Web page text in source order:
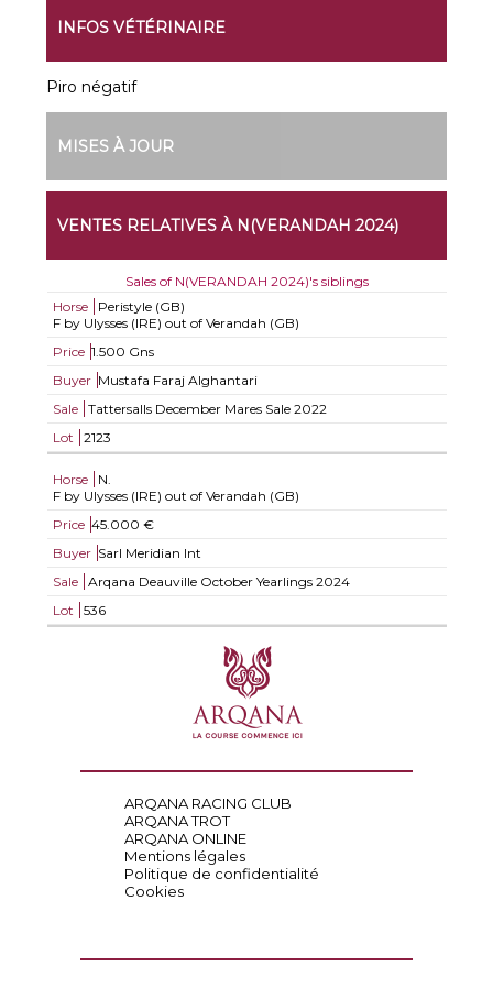
INFOS VÉTÉRINAIRE
Piro négatif
MISES À JOUR
VENTES RELATIVES À N(VERANDAH 2024)
Sales of N(VERANDAH 2024)'s siblings
Horse
Peristyle (GB)
F by Ulysses (IRE) out of Verandah (GB)
Price 1.500 Gns
Buyer Mustafa Faraj Alghantari
Sale
Tattersalls December Mares Sale 2022
Lot
2123
Horse
N.
F by Ulysses (IRE) out of Verandah (GB)
Price 45.000 €
Buyer Sarl Meridian Int
Sale
Arqana Deauville October Yearlings 2024
Lot
536
ARQANA RACING CLUB
ARQANA TROT
ARQANA ONLINE
Mentions légales
Politique de confidentialité
Cookies